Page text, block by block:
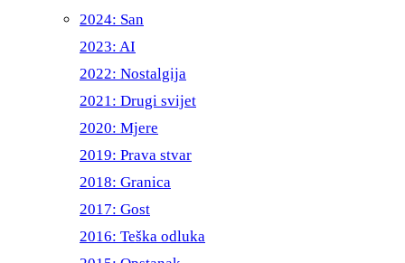
2024: San
2023: AI
2022: Nostalgija
2021: Drugi svijet
2020: Mjere
2019: Prava stvar
2018: Granica
2017: Gost
2016: Teška odluka